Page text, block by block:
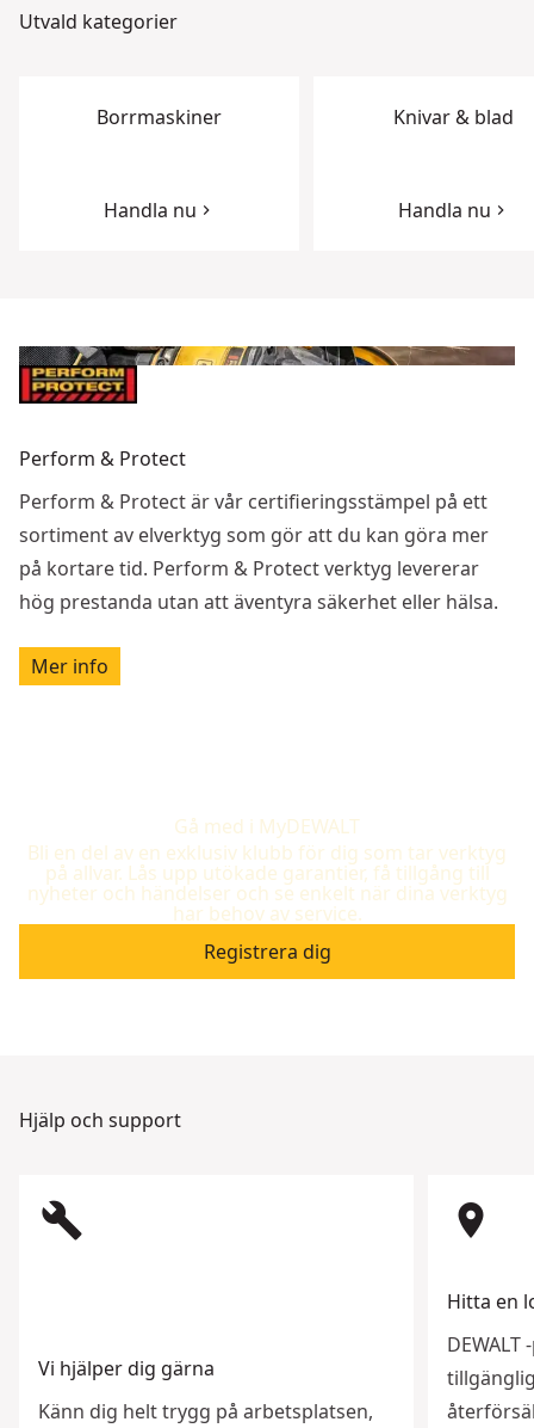
Utvald kategorier
Borrmaskiner
Handla nu
Knivar & blad
Handla nu
Perform & Protect
Perform & Protect är vår certifieringsstämpel på ett
sortiment av elverktyg som gör att du kan göra mer
på kortare tid. Perform & Protect verktyg levererar
hög prestanda utan att äventyra säkerhet eller hälsa.
Mer info
Gå med i MyDEWALT
Bli en del av en exklusiv klubb för dig som tar verktyg
på allvar. Lås upp utökade garantier, få tillgång till
nyheter och händelser och se enkelt när dina verktyg
har behov av service.
Registrera dig
Hjälp och support
build
Vi hjälper dig gärna
Känn dig helt trygg på arbetsplatsen,
room
Hitta en